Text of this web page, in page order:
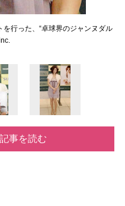
行った、“卓球界のジャンヌダル
inc.
事を読む